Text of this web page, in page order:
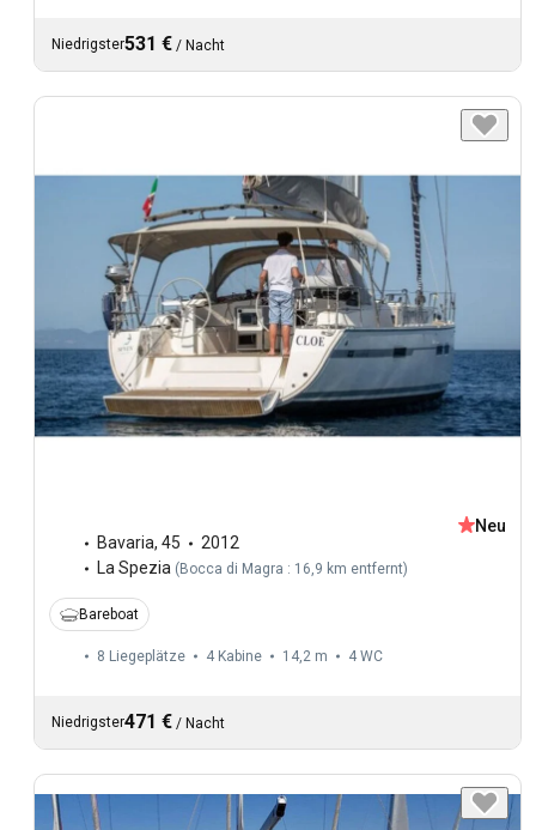
Niedrigster531 € / Nacht
Bavaria, 45
2012
La Spezia ( Bocca di Magra : 16,9 km entfernt)
Neu
Bareboat
8 Liegeplätze 4 Kabine 14,2 m 4 WC
Niedrigster471 € / Nacht